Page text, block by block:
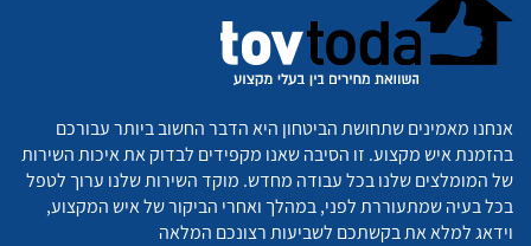
אנחנו מאמינים שתחושת הביטחון היא הדבר החשוב ביותר עבורכם
בהזמנת איש מקצוע. זו הסיבה שאנו מקפידים לבדוק את איכות השירות
של המומלצים שלנו בכל עבודה מחדש. מוקד השירות שלנו ערוך לטפל
בכל בעיה שמתעוררת לפני, במהלך ואחרי הביקור של איש המקצוע,
וידאג למלא את בקשתכם לשביעות רצונכם המלאה